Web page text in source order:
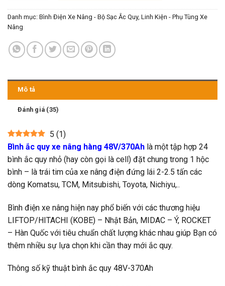
Danh mục: Bình Điện Xe Nâng - Bộ Sạc Ắc Quy, Linh Kiện - Phụ Tùng Xe
Nâng
Mô tả
Đánh giá (35)
5 (1)
Bình ắc quy xe nâng hàng 48V/370Ah là một tập hợp 24
bình ắc quy nhỏ (hay còn gọi là cell) đặt chung trong 1 hộc
bình – là trái tim của xe nâng điện đứng lái 2-2.5 tấn các
dòng Komatsu, TCM, Mitsubishi, Toyota, Nichiyu,..
Bình điện xe nâng hiện nay phổ biến với các thương hiệu
LIFTOP/HITACHI (KOBE) – Nhật Bản, MIDAC – Ý, ROCKET
– Hàn Quốc với tiêu chuẩn chất lượng khác nhau giúp Bạn có
thêm nhiều sự lựa chọn khi cần thay mới ắc quy.
Thông số kỹ thuật bình ắc quy 48V-370Ah